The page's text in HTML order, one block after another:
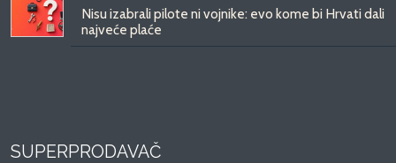
Nisu izabrali pilote ni vojnike: evo kome bi Hrvati dali
najveće plaće
SUPERPRODAVAČ